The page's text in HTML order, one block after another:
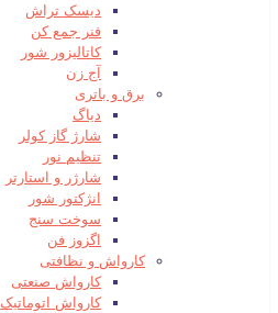
دیسک تراش
فنر جمع کن
کاتالیزور شور
آج زن
برق و باتری
دیاگ
شارژ گاز کولر
تنظیم نور
شارژر و استارتر
انژکتور شور
سوخت سنج
اگزوز فن
کارواش و نظافتی
کارواش صنعتی
کارواش اتوماتیک